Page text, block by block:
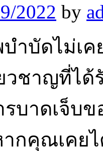
2022 by
ำบัดไม่เ
วชาญที่ได้
รบาดเจ็
กคุณเคย